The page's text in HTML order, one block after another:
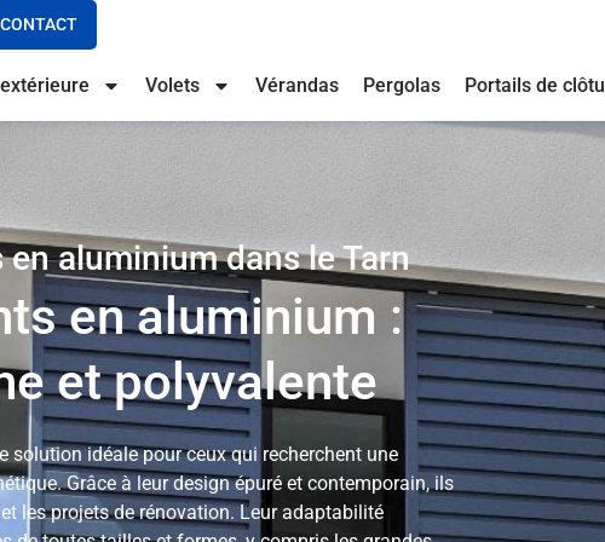
CONTACT
Volets Vérandas Pergolas Portails de
aluminium dans le Tarn
en aluminium :
et polyvalente
solution idéale pour ceux qui recherchent une
Grâce à leur design épuré et contemporain, ils
les projets de rénovation. Leur adaptabilité